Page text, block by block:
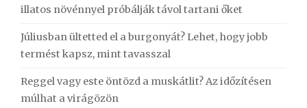
illatos növénnyel próbálják távol tartani őket
Júliusban ültetted el a burgonyát? Lehet, hogy jobb
termést kapsz, mint tavasszal
Reggel vagy este öntözd a muskátlit? Az időzítésen
múlhat a virágözön